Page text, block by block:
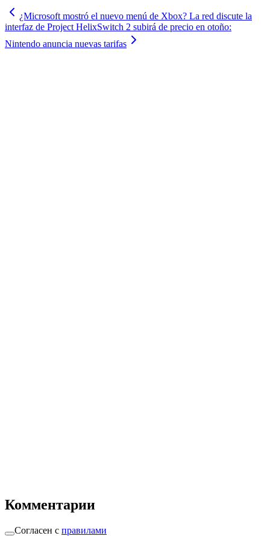
¿Microsoft mostró el nuevo menú de Xbox? La red discute la
interfaz de Project HelixSwitch 2 subirá de precio en otoño:
Nintendo anuncia nuevas tarifas
Комментарии
Согласен с правилами